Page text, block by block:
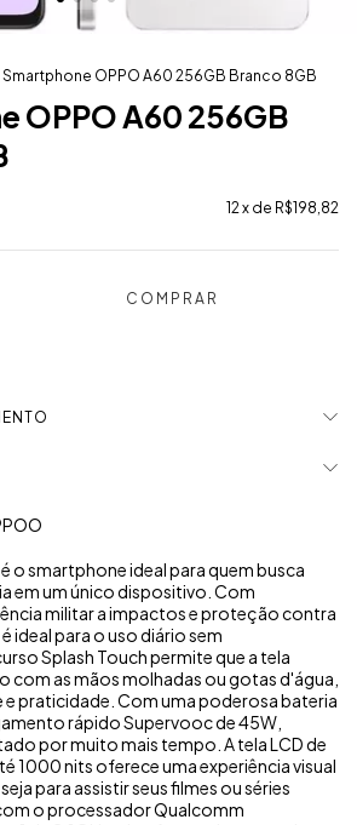
Smartphone OPPO A60 256GB Branco 8GB
OPPO A60 256GB
12x de R$198,82
o smartphone ideal para quem busca
em um único dispositivo. Com
militar a impactos e proteção contra
ideal para o uso diário sem
Splash Touch permite que a tela
com as mãos molhadas ou gotas d'água,
praticidade. Com uma poderosa bateria
rápido Supervooc de 45W,
por muito mais tempo. A tela LCD de
1000 nits oferece uma experiência visual
para assistir seus filmes ou séries
o processador Qualcomm